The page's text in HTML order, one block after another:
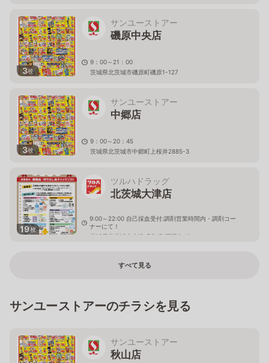
3枚
サンユーストアー
磯原中央店
9：00～21：00
茨城県北茨城市磯原町磯原1-127
3枚
サンユーストアー
中郷店
9：00～20：45
茨城県北茨城市中郷町上桜井2885-3
19枚
ツルハドラッグ
北茨城大津店
9:00～22:00 自己採血受付:調剤営業時間内・調剤コー
ナーにて！
茨城県北茨城市大津町北町4丁目5-15-1
すべて見る
サンユーストアーのチラシを見る
サンユーストアー
秋山店